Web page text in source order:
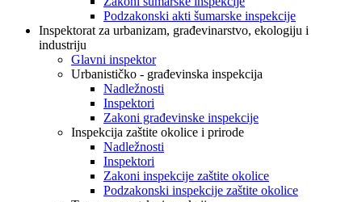
Podzakonski akti šumarske inspekcije
Inspektorat za urbanizam, građevinarstvo, ekologiju i
industriju
Glavni inspektor
Urbanističko - građevinska inspekcija
Nadležnosti
Inspektori
Zakoni građevinske inspekcije
Inspekcija zaštite okolice i prirode
Nadležnosti
Inspektori
Zakoni inspekcije zaštite okolice
Podzakonski inspekcije zaštite okolice